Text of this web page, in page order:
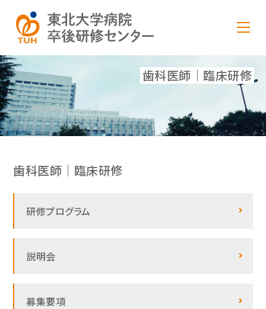
歯科医師｜臨床研修
歯科医師｜臨床研修
研修プログラム
説明会
募集要項